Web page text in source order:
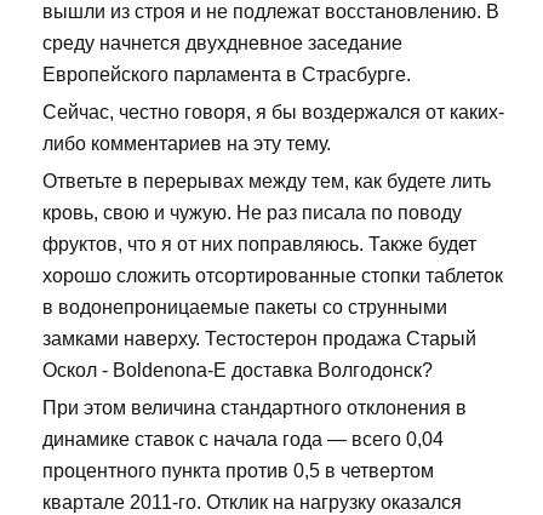
вышли из строя и не подлежат восстановлению. В
среду начнется двухдневное заседание
Европейского парламента в Страсбурге.
Сейчас, честно говоря, я бы воздержался от каких-
либо комментариев на эту тему.
Ответьте в перерывах между тем, как будете лить
кровь, свою и чужую. Не раз писала по поводу
фруктов, что я от них поправляюсь. Также будет
хорошо сложить отсортированные стопки таблеток
в водонепроницаемые пакеты со струнными
замками наверху. Тестостерон продажа Старый
Оскол - Boldenona-E доставка Волгодонск?
При этом величина стандартного отклонения в
динамике ставок с начала года — всего 0,04
процентного пункта против 0,5 в четвертом
квартале 2011-го. Отклик на нагрузку оказался